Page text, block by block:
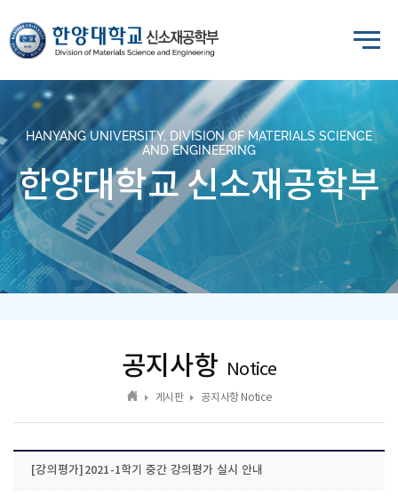
HANYANG UNIVERSITY, DIVISION OF MATERIALS SCIENCE
AND ENGINEERING
한양대학교 신소재공학부
공지사항 Notice
게시판 공지사항 Notice
[강의평가]2021-1학기 중간 강의평가 실시 안내